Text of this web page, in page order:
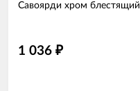
Савоярди хром блестящий
1 036 ₽